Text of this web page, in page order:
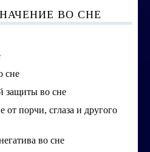
ВО СНЕ
сне
защиты во сне
порчи, сглаза и другого
во сне